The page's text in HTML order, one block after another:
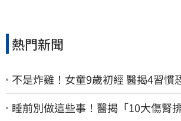
熱門新聞
不是炸雞！女童9歲初經 醫揭4習慣
睡前別做這些事！醫揭「10大傷腎排